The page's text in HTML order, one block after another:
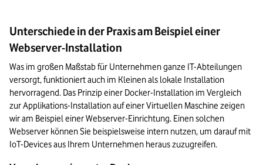
Unterschiede in der Praxis am Beispiel einer
Webserver-Installation
Was im großen Maßstab für Unternehmen ganze IT-Abteilungen
versorgt, funktioniert auch im Kleinen als lokale Installation
hervorragend. Das Prinzip einer Docker-Installation im Vergleich
zur Applikations-Installation auf einer Virtuellen Maschine zeigen
wir am Beispiel einer Webserver-Einrichtung. Einen solchen
Webserver können Sie beispielsweise intern nutzen, um darauf mit
IoT-Devices aus Ihrem Unternehmen heraus zuzugreifen.